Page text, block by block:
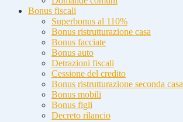
Bonus fiscali
Superbonus al 110%
Bonus ristrutturazione casa
Bonus facciate
Bonus auto
Detrazioni fiscali
Cessione del credito
Bonus ristrutturazione seconda casa
Bonus mobili
Bonus figli
Decreto rilancio